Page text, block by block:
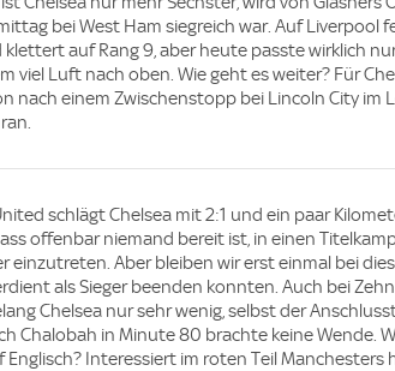
bei West Ham siegreich war. Auf Liverpool
klettert auf Rang 9, aber heute passte wirklich
viel Luft nach oben. Wie geht es weiter? Für
nach einem Zwischenstopp bei Lincoln City im
schlägt Chelsea mit 2:1 und ein paar
offenbar niemand bereit ist, in einen
einzutreten. Aber bleiben wir erst einmal bei
als Sieger beenden konnten. Auch bei
Chelsea nur sehr wenig, selbst der
Chalobah in Minute 80 brachte keine Wende.
Englisch? Interessiert im roten Teil Manchesters